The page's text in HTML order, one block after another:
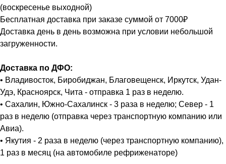
(воскресенье выходной)
Бесплатная доставка при заказе суммой от 7000₽
Доставка день в день возможна при условии небольшой
загруженности.
Доставка по ДФО:
• Владивосток, Биробиджан, Благовещенск, Иркутск, Удан-
Удэ, Красноярск, Чита - отправка 1 раз в неделю.
• Сахалин, Южно-Сахалинск - 3 раза в неделю; Север - 1
раз в неделю (отправка через транспортную компанию или
Авиа).
• Якутия - 2 раза в неделю (через транспортную компанию),
1 раз в месяц (на автомобиле рефриженаторе)